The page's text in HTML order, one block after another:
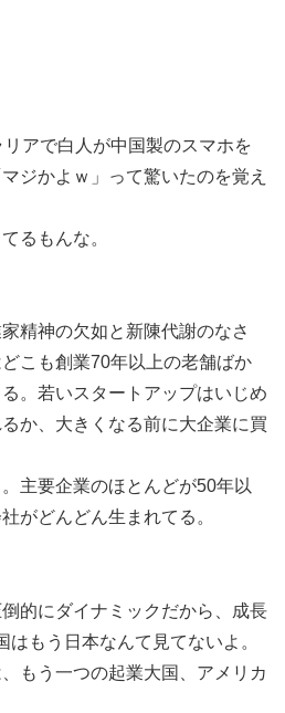
アで白人が中国製のスマホを
ジかよｗ」って驚いたのを覚え
るもんな。
精神の欠如と新陳代謝のなさ
こも創業70年以上の老舗ばか
。若いスタートアップはいじめ
か、大きくなる前に大企業に買
主要企業のほとんどが50年以
がどんどん生まれてる。
的にダイナミックだから、成長
はもう日本なんて見てないよ。
もう一つの起業大国、アメリカ